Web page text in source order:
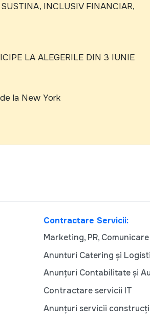
INCLUSIV FINANCIAR,
LA ALEGERILE DIN 3 IUNIE
la New York
Contractare Servicii:
Marketing, PR, Comunicare
Anunturi Catering și
Anunțuri Contabilitate și
Contractare servicii IT
Anunțuri servicii